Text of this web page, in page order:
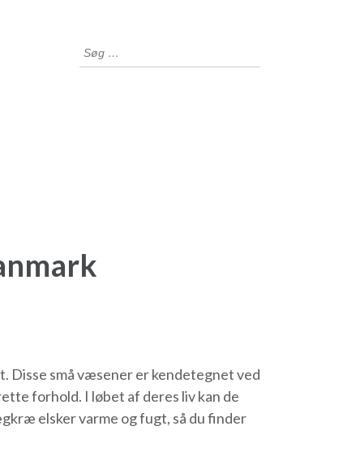
Søg
efter:
Disse små væsener er kendetegnet ved
forhold. I løbet af deres liv kan de
elsker varme og fugt, så du finder